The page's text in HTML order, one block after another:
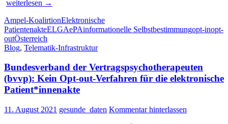
Koalitionsverhandlungen
SPD,
Grünen
und
FDP:
Versicherten
bekommen
DSGVO-
konform
ePA
weiterlesen →
Ampel-KoalirtionElektronische
PatientenakteELGAePAinformationelle Selbstbestimmungopt-inopt-
outÖsterreich
Blog, Telematik-Infrastruktur
Bundesverband der Vertragspsychotherapeuten
(bvvp): Kein Opt-out-Verfahren für die elektronische
Patient*innenakte
11. August 2021 gesunde_daten Kommentar hinterlassen